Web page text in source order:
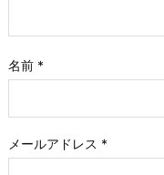
名前 *
メールアドレス *